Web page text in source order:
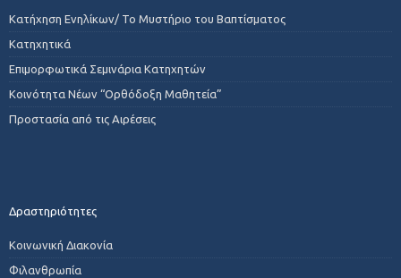
Κατήχηση Ενηλίκων/ Το Μυστήριο του Βαπτίσματος
Κατηχητικά
Επιμορφωτικά Σεμινάρια Κατηχητών
Κοινότητα Νέων “Ορθόδοξη Μαθητεία”
Προστασία από τις Αιρέσεις
Δραστηριότητες
Κοινωνική Διακονία
Φιλανθρωπία